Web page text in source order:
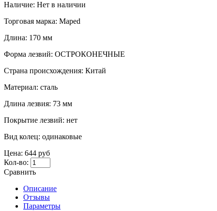
Наличие: Нет в наличии
Торговая марка: Maped
Длина: 170 мм
Форма лезвий: ОСТРОКОНЕЧНЫЕ
Страна происхождения: Китай
Материал: сталь
Длина лезвия: 73 мм
Покрытие лезвий: нет
Вид колец: одинаковые
Цена: 644 руб
Кол-во:
Сравнить
Описание
Отзывы
Параметры